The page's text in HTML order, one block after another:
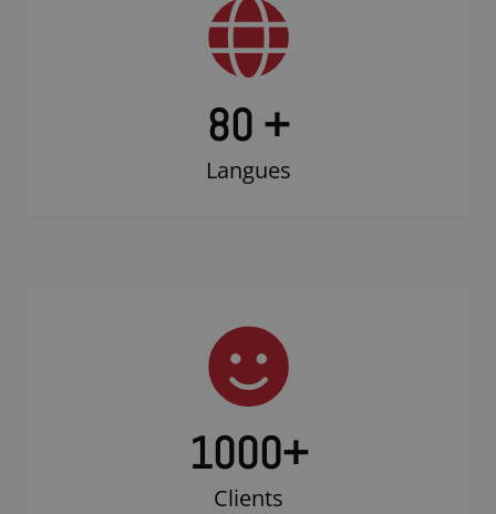
80 +
Langues
1000+
Clients